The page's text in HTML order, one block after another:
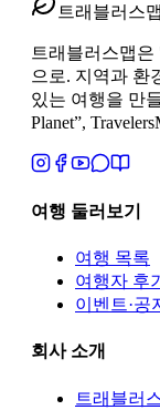
트래블러스맵
트래블러스맵
으로. 지역과 환
있는 여행을 만
Planet”,
여행 둘러보기
여행 목록
여행자 후기
이벤트·공
회사 소개
트래블러